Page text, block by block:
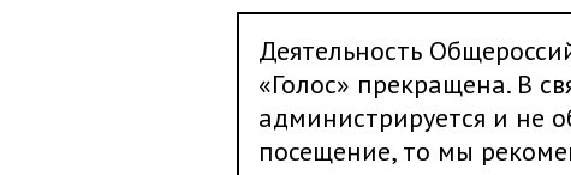
Деятельность
«Голос» прекращена. В
администрируется и не
посещение, то мы